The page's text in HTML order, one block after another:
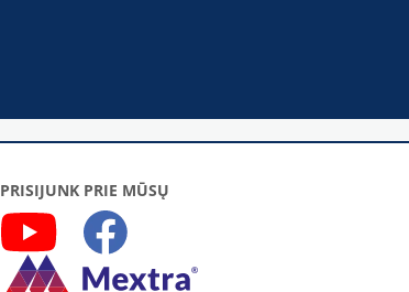
PRISIJUNK PRIE MŪSŲ